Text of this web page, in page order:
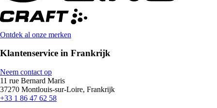
Ontdek al onze merken
Klantenservice in Frankrijk
Neem contact op
11 rue Bernard Maris
37270 Montlouis-sur-Loire, Frankrijk
+33 1 86 47 62 58